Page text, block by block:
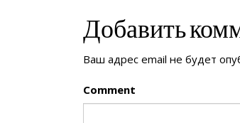
Добавить
Ваш адрес email не будет
Comment